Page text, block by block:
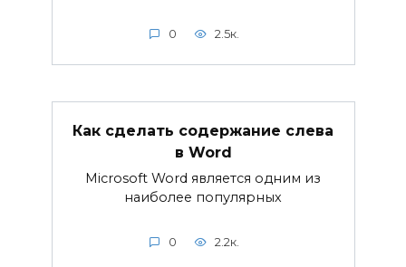
0 2.5к.
Как сделать содержание слева
в Word
Microsoft Word является одним из
наиболее популярных
0 2.2к.